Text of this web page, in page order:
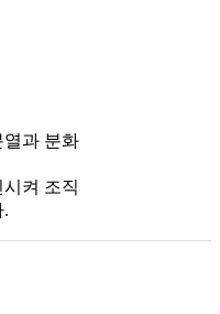
열과 분화
켜 조직
.